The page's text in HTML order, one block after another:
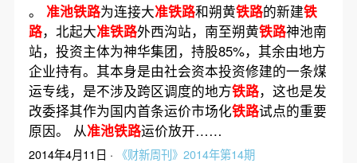
。 准池铁路为连接大准铁路和朔黄铁路的新建铁
路，北起大准铁路外西沟站，南至朔黄铁路神池南
站，投资主体为神华集团，持股85%，其余由地方
企业持有。其本身是由社会资本投资修建的一条煤
运专线，是不涉及跨区调度的地方铁路，这也是发
改委择其作为国内首条运价市场化铁路试点的重要
原因。 从准池铁路运价放开……
2014年4月11日 · 《财新周刊》2014年第14期